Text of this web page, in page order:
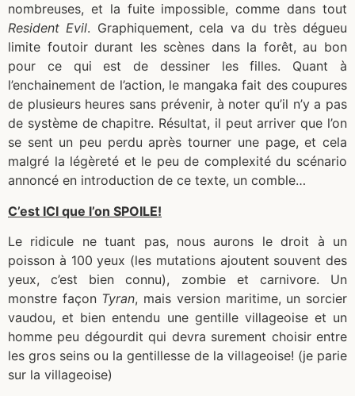
nombreuses, et la fuite impossible, comme dans tout
Resident Evil. Graphiquement, cela va du très dégueu
limite foutoir durant les scènes dans la forêt, au bon
pour ce qui est de dessiner les filles. Quant à
l’enchainement de l’action, le mangaka fait des coupures
de plusieurs heures sans prévenir, à noter qu’il n’y a pas
de système de chapitre. Résultat, il peut arriver que l’on
se sent un peu perdu après tourner une page, et cela
malgré la légèreté et le peu de complexité du scénario
annoncé en introduction de ce texte, un comble…
C’est ICI que l’on SPOILE!
Le ridicule ne tuant pas, nous aurons le droit à un
poisson à 100 yeux (les mutations ajoutent souvent des
yeux, c’est bien connu), zombie et carnivore. Un
monstre façon Tyran, mais version maritime, un sorcier
vaudou, et bien entendu une gentille villageoise et un
homme peu dégourdit qui devra surement choisir entre
les gros seins ou la gentillesse de la villageoise! (je parie
sur la villageoise)